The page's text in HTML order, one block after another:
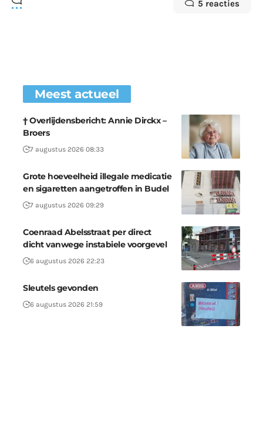
5 reacties
Meest actueel
† Overlijdensbericht: Annie Dirckx –
Broers
7 augustus 2026 08:33
Grote hoeveelheid illegale medicatie
en sigaretten aangetroffen in Budel
7 augustus 2026 09:29
Coenraad Abelsstraat per direct
dicht vanwege instabiele voorgevel
6 augustus 2026 22:23
Sleutels gevonden
6 augustus 2026 21:59